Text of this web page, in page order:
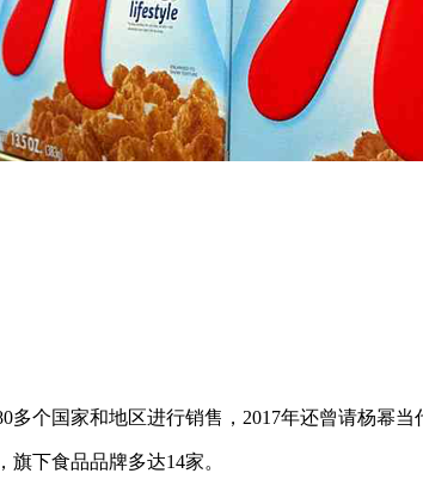
个国家和地区进行销售，2017年还曾请杨幂当
下食品品牌多达14家。